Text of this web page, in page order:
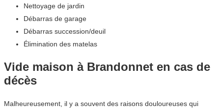
Nettoyage de jardin
Débarras de garage
Débarras succession/deuil
Élimination des matelas
Vide maison à Brandonnet en cas de
décès
Malheureusement, il y a souvent des raisons douloureuses qui